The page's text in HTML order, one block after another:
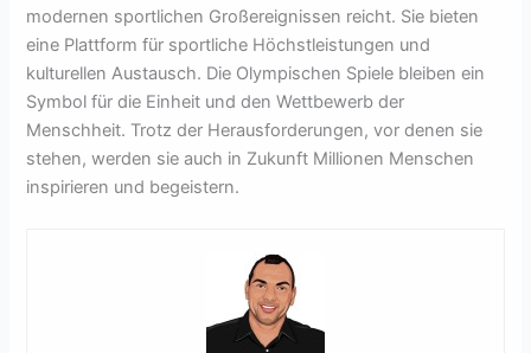
modernen sportlichen Großereignissen reicht. Sie bieten
eine Plattform für sportliche Höchstleistungen und
kulturellen Austausch. Die Olympischen Spiele bleiben ein
Symbol für die Einheit und den Wettbewerb der
Menschheit. Trotz der Herausforderungen, vor denen sie
stehen, werden sie auch in Zukunft Millionen Menschen
inspirieren und begeistern.